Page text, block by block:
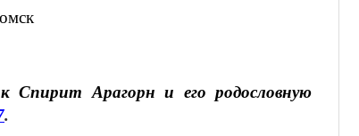
Арагорн и его родословную
.